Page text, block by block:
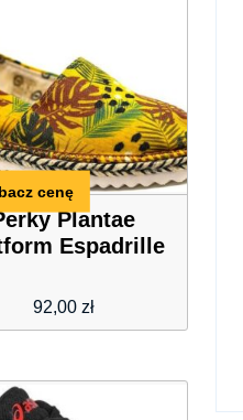
Plantae
Espadrille
92,00 zł
cenę